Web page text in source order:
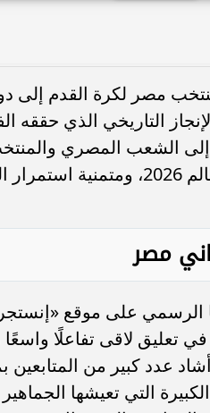
بالإنجاز التاريخي الذي
إلى الشعب المصري
الكامل للفريق خلال مشواره في كأس العالم
مصر
الرسمي على موقع
تعليق لاقى تفاعلًا
عدد كبير من المتابعين
التي تعيشها الجماهير